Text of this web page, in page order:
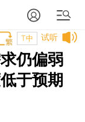
试听
T中
仍偏弱
于预期